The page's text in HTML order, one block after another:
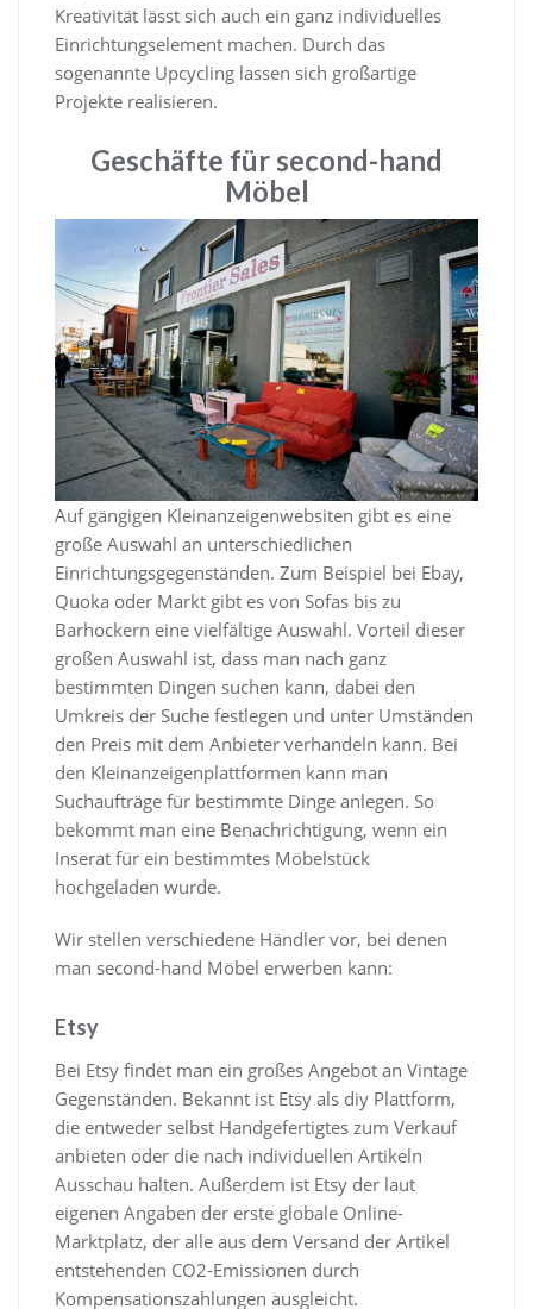
Kreativität lässt sich auch ein ganz individuelles
Einrichtungselement machen. Durch das
sogenannte Upcycling lassen sich großartige
Projekte realisieren.
Geschäfte für second-hand
Möbel
Auf gängigen Kleinanzeigenwebsiten gibt es eine
große Auswahl an unterschiedlichen
Einrichtungsgegenständen. Zum Beispiel bei Ebay,
Quoka oder Markt gibt es von Sofas bis zu
Barhockern eine vielfältige Auswahl. Vorteil dieser
großen Auswahl ist, dass man nach ganz
bestimmten Dingen suchen kann, dabei den
Umkreis der Suche festlegen und unter Umständen
den Preis mit dem Anbieter verhandeln kann. Bei
den Kleinanzeigenplattformen kann man
Suchaufträge für bestimmte Dinge anlegen. So
bekommt man eine Benachrichtigung, wenn ein
Inserat für ein bestimmtes Möbelstück
hochgeladen wurde.
Wir stellen verschiedene Händler vor, bei denen
man second-hand Möbel erwerben kann:
Etsy
Bei Etsy findet man ein großes Angebot an Vintage
Gegenständen. Bekannt ist Etsy als diy Plattform,
die entweder selbst Handgefertigtes zum Verkauf
anbieten oder die nach individuellen Artikeln
Ausschau halten. Außerdem ist Etsy der laut
eigenen Angaben der erste globale Online-
Marktplatz, der alle aus dem Versand der Artikel
entstehenden CO2-Emissionen durch
Kompensationszahlungen ausgleicht.